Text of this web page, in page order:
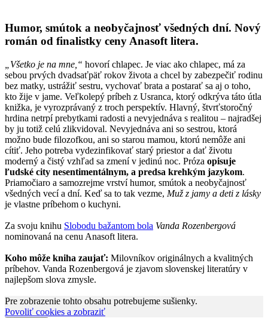
Humor, smútok a neobyčajnosť všedných dní. Nový
román od finalistky ceny Anasoft litera.
„Všetko je na mne,“ hovorí chlapec. Je viac ako chlapec, má za
sebou prvých dvadsaťpäť rokov života a chcel by zabezpečiť rodinu
bez matky, ustrážiť sestru, vychovať brata a postarať sa aj o toho,
kto žije v jame. Veľkolepý príbeh z Usranca, ktorý odkrýva táto útla
knižka, je vyrozprávaný z troch perspektív. Hlavný, štvrťstoročný
hrdina netrpí prebytkami radosti a nevyjednáva s realitou – najradšej
by ju totiž celú zlikvidoval. Nevyjednáva ani so sestrou, ktorá
možno bude filozofkou, ani so starou mamou, ktorú nemôže ani
cítiť. Jeho potreba vydezinfikovať starý priestor a dať životu
moderný a čistý vzhľad sa zmení v jedinú noc. Próza opisuje
ľudské city nesentimentálnym, a predsa krehkým jazykom.
Priamočiaro a samozrejme vrství humor, smútok a neobyčajnosť
všedných vecí a dní. Keď sa to tak vezme, Muž z jamy a deti z lásky
je vlastne príbehom o kuchyni.
Za svoju knihu Slobodu bažantom bola Vanda Rozenbergová
nominovaná na cenu Anasoft litera.
Koho môže kniha zaujať: Milovníkov originálnych a kvalitných
príbehov. Vanda Rozenbergová je zjavom slovenskej literatúry v
najlepšom slova zmysle.
Pre zobrazenie tohto obsahu potrebujeme sušienky.
Povoliť cookies a zobraziť